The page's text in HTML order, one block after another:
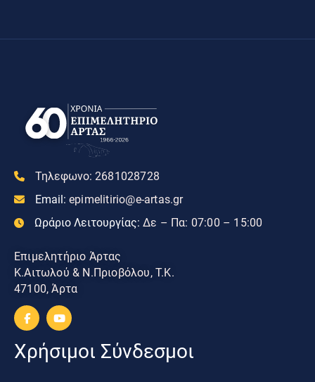
Τηλεφωνο: 2681028728
Email: epimelitirio@e-artas.gr
Ωράριο Λειτουργίας: Δε – Πα: 07:00 – 15:00
Επιμελητήριο Άρτας
Κ.Αιτωλού & Ν.Πριοβόλου, Τ.Κ.
47100, Άρτα
Χρήσιμοι Σύνδεσμοι